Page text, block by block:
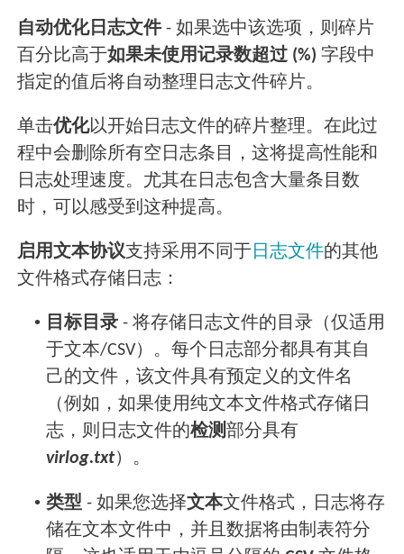
自动优化日志文件 - 如果选中该选项，则碎片
百分比高于如果未使用记录数超过 (%) 字段中
指定的值后将自动整理日志文件碎片。
单击优化以开始日志文件的碎片整理。在此过
程中会删除所有空日志条目，这将提高性能和
日志处理速度。尤其在日志包含大量条目数
时，可以感受到这种提高。
启用文本协议支持采用不同于 日志文件的其他
文件格式存储日志：
• 目标目录 - 将存储日志文件的目录（仅适用
于文本/CSV）。每个日志部分都具有其自
己的文件，该文件具有预定义的文件名
（例如，如果使用纯文本文件格式存储日
志，则日志文件的检测部分具有
virlog.txt ）。
• 类型 - 如果您选择文本文件格式，日志将存
储在文本文件中，并且数据将由制表符分